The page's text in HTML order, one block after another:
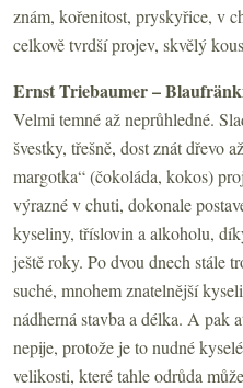
znám, kořenitost, pryskyřice, v
celkově tvrdší projev, skvělý
Ernst Triebaumer –
Velmi temné až neprůhledné.
švestky, třešně, dost znát dřevo
margotka“ (čokoláda, kokos)
výrazné v chuti, dokonale
kyseliny, tříslovin a alkoholu,
ještě roky. Po dvou dnech stále
suché, mnohem znatelnější
nádherná stavba a délka. A pak
nepije, protože je to nudné
velikosti, které tahle odrůda